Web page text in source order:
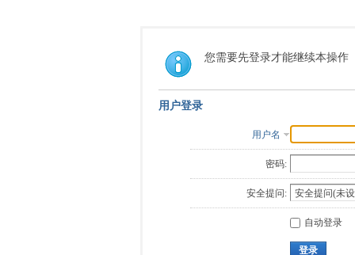
您需要先登录才能继续本操作
用户登录
用户名
密码:
安全提问:
自动登录
登录